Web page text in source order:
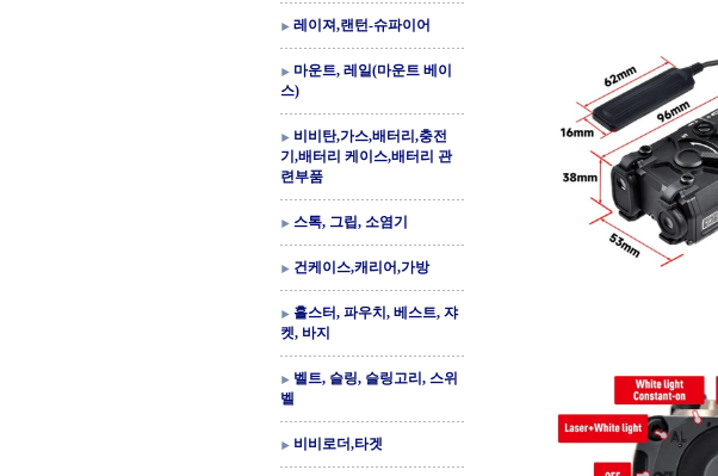
레이져,랜턴-슈파이어
마운트, 레일(마운트 베이
스)
비비탄,가스,배터리,충전
기,배터리 케이스,배터리 관
련부품
스톡, 그립, 소염기
건케이스,캐리어,가방
홀스터, 파우치, 베스트, 쟈
켓, 바지
벨트, 슬링, 슬링고리, 스위
벨
비비로더,타겟